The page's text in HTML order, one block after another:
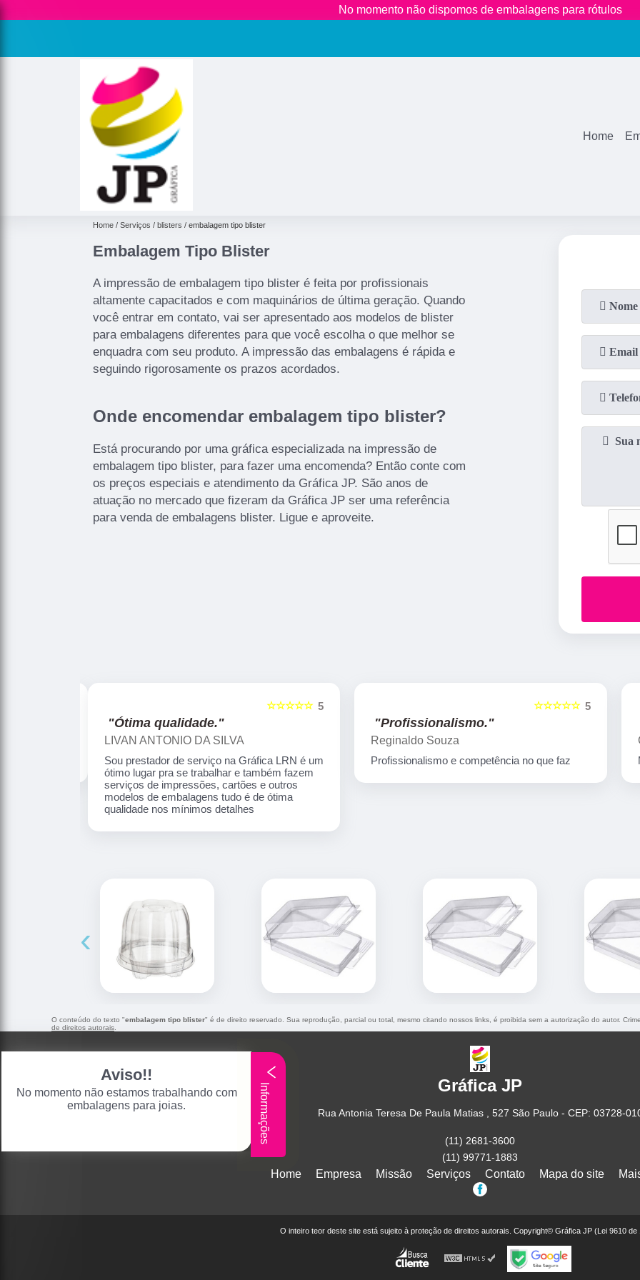
No momento não dispomos de embalagens para rótulos
Home
Home Serviços blisters embalagem tipo blister
Embalagem Tipo Blister
A impressão de embalagem tipo blister é feita por profissionais
altamente capacitados e com maquinários de última geração. Quando
você entrar em contato, vai ser apresentado aos modelos de blister
para embalagens diferentes para que você escolha o que melhor se
enquadra com seu produto. A impressão das embalagens é rápida e
seguindo rigorosamente os prazos acordados.
Onde encomendar embalagem tipo blister?
Está procurando por uma gráfica especializada na impressão de
embalagem tipo blister, para fazer uma encomenda? Então conte com
os preços especiais e atendimento da Gráfica JP. São anos de
atuação no mercado que fizeram da Gráfica JP ser uma referência
para venda de embalagens blister. Ligue e aproveite.
5
☆☆☆☆☆
"Profissionalismo."
Reginaldo Souza
Profissionalismo e competência no que faz
5
☆☆☆☆☆
"Muito bom"
Gamatech Tezotto
Muito bom empresa de qualidade
‹
O conteúdo do texto "embalagem tipo blister" é de direito reservado. Sua reprodução, parcial ou total, mesmo citando nossos links, é proibida sem a autorização do autor.
de direitos autorais.
Gráfica JP
Rua Antonia Teresa De Paula Matias , 527 São Paulo - CEP: 03728-
(11) 2681-3600
(11) 99771-1883
Home Empresa Missão Serviços Contato Mapa do site
O inteiro teor deste site está sujeito à proteção de direitos autorais. Copyright© Gráfica JP (Lei 9610 de
Aviso!!
No momento não estamos trabalhando com
embalagens para joias.
Informações